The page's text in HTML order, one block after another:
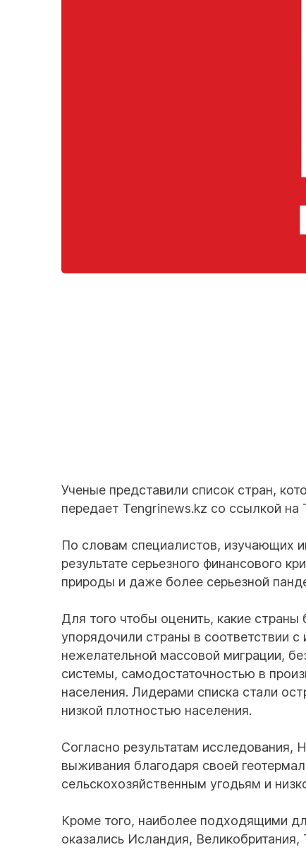
Ученые представили список стран,
передает Tengrinews.kz со ссылкой на
По словам специалистов, изучающих
результате серьезного финансового
природы и даже более серьезной
Для того чтобы оценить, какие
упорядочили страны в соответствии
нежелательной массовой миграции,
системы, самодостаточностью в
населения. Лидерами списка стали
низкой плотностью населения.
Согласно результатам
выживания благодаря своей
сельскохозяйственным угодьям и
Кроме того, наиболее подходящими
оказались Исландия,